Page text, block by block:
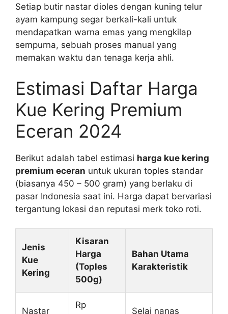
Setiap butir nastar dioles dengan kuning telur
ayam kampung segar berkali-kali untuk
mendapatkan warna emas yang mengkilap
sempurna, sebuah proses manual yang
memakan waktu dan tenaga kerja ahli.
Estimasi Daftar Harga
Kue Kering Premium
Eceran 2024
Berikut adalah tabel estimasi harga kue kering
premium eceran untuk ukuran toples standar
(biasanya 450 – 500 gram) yang berlaku di
pasar Indonesia saat ini. Harga dapat bervariasi
tergantung lokasi dan reputasi merk toko roti.
Jenis
Kue
Kering
Kisaran
Harga
(Toples
500g)
Bahan Utama
Karakteristik
Nastar
Rp
Selai nanas